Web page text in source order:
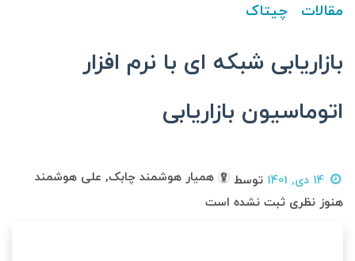
مقالات
چیتاک
بازاریابی شبکه ای با نرم افزار
اتوماسیون بازاریابی
14 دی, 1401 توسط
همیار هوشمند چابک, علی هوشمند
هنوز نظری ثبت نشده است